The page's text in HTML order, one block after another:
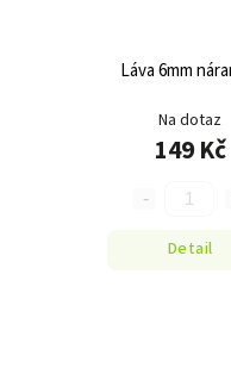
Láva 6mm
Na dotaz
149 Kč
Detail